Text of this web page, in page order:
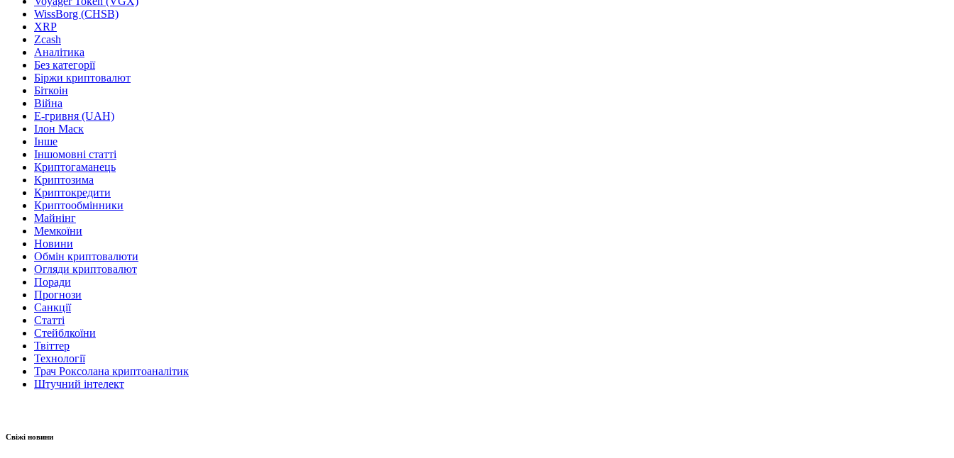
WissBorg (CHSB)
XRP
Zcash
Аналітика
Без категорії
Біржи криптовалют
Біткоін
Війна
Е-гривня (UAH)
Ілон Маск
Інше
Іншомовні статті
Криптогаманець
Криптозима
Криптокредити
Криптообмінники
Майнінг
Мемкоїни
Новини
Обмін криптовалюти
Огляди криптовалют
Поради
Прогнози
Санкції
Статті
Стейблкоїни
Твіттер
Технології
Трач Роксолана криптоаналітик
Штучний інтелект
Свіжі новини